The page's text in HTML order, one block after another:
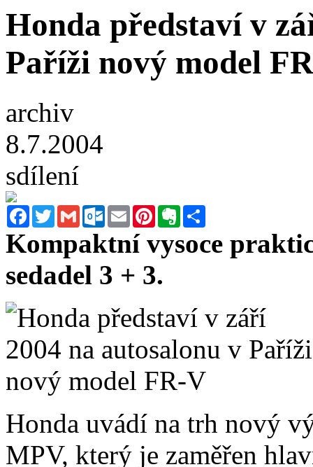
Honda představí v
Paříži nový model
archiv
8.7.2004
sdílení
FacebookTwitterGmail Outlook.com
Email PinterestEvernote
Kompaktní vysoce
sedadel 3 + 3.
Honda uvádí na trh nový
MPV, který je zaměřen